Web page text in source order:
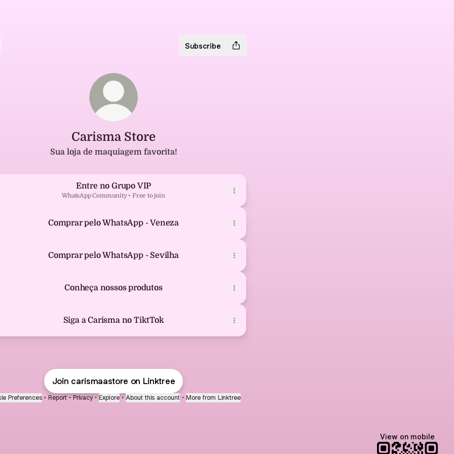
Subscribe
Carisma Store
Sua loja de maquiagem favorita!
Entre no Grupo VIP
WhatsApp Community • Free to join
Comprar pelo WhatsApp - Veneza
Comprar pelo WhatsApp - Sevilha
Conheça nossos produtos
Siga a Carisma no TiktTok
Join carismaastore on Linktree
Preferences • Report • Privacy • Explore • About this account • More from Linktree
View on mobile